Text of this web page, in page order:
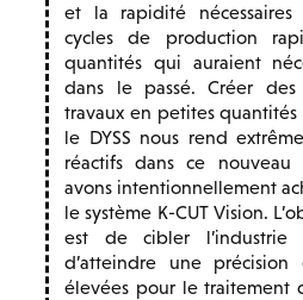
et la rapidité
cycles de production
quantités qui auraient
dans le passé. Créer
travaux en petites quantités
le DYSS nous rend
réactifs dans ce nouveau
avons intentionnellement
le système K-CUT Vision.
est de cibler l’industrie
d’atteindre une
élevées pour le traitement